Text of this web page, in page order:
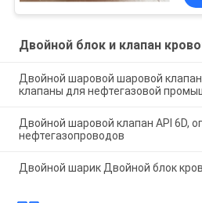
Двойной блок и клапан
Двойной шаровой шаровой
клапаны для нефтегазовой
Двойной шаровой клапан API 6D,
нефтегазопроводов
Двойной шарик Двойной блок